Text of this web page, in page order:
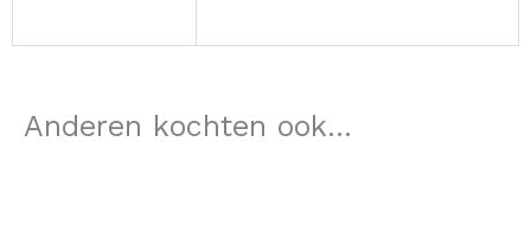
Anderen kochten ook...